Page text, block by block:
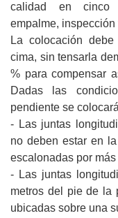
calidad en cinco
empalme, inspección
La colocación
cima, sin tensarla
% para compensar
Dadas las
pendiente se
- Las juntas
no deben estar en
escalonadas por más
- Las juntas
metros del pie de la
ubicadas sobre una